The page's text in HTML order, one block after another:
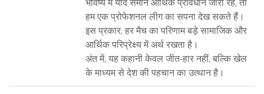
भविष्य में यदि समान आर्थिक प्रावधान जारी रहे, तो
हम एक प्रोफेशनल लीग का सपना देख सकते हैं।
इस प्रकार, हर मैच का परिणाम बड़े सामाजिक और
आर्थिक परिप्रेक्ष्य में अर्थ रखता है।
अंत में, यह कहानी केवल जीत‑हार नहीं, बल्कि खेल
के माध्यम से देश की पहचान का उत्थान है।